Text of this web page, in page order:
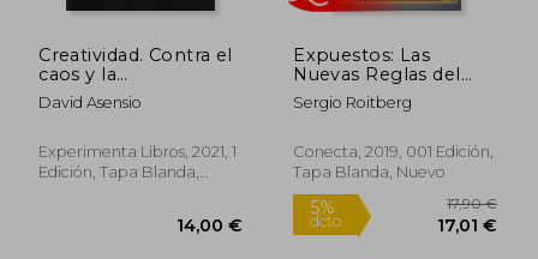
Creatividad. Contra el
caos y la
incertidumbre
David Asensio
Experimenta Libros, 2021, 1
Edición, Tapa Blanda,
Expuestos: Las
Nuevas Reglas del
Mundo Transparente
Sergio Roitberg
Conecta, 2019, 001 Edición,
Tapa Blanda, Nuevo